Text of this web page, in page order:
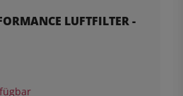
LUFTFILTER -